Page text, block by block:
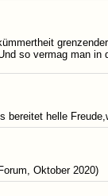
so vermag man
bereitet helle
Oktober 2020)